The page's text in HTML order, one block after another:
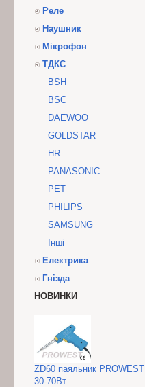
Реле
Наушник
Мікрофон
ТДКС
BSH
BSC
DAEWOO
GOLDSTAR
HR
PANASONIC
PET
PHILIPS
SAMSUNG
Інші
Електрика
Гнізда
НОВИНКИ
ZD60 паяльник PROWEST
30-70Вт